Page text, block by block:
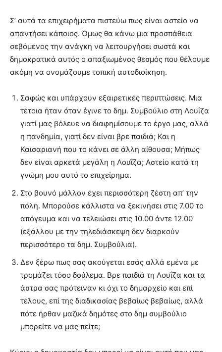
Σ’ αυτά τα επιχειρήματα πιστεύω πως είναι αστείο να
απαντήσει κάποιος. Όμως θα κάνω μια προσπάθεια
σεβόμενος την ανάγκη να λειτουργήσει σωστά και
δημοκρατικά αυτός ο απαξιωμένος θεσμός που θέλουμε
ακόμη να ονομάζουμε τοπική αυτοδιοίκηση.
Σαφώς και υπάρχουν εξαιρετικές περιπτώσεις. Μια
τέτοια ήταν όταν έγινε το δημ. Συμβούλιο στη Λουΐζα
γιατί μας βόλευε να διαφημίσουμε το έργο μας, αλλά
η πανδημία, γιατί δεν είναι βρε παιδιά; Και η
Καισαριανή που το κάνει σε άλλη αίθουσα; Μήπως
δεν είναι αρκετά μεγάλη η Λουΐζα; Αστείο κατά τη
γνώμη μου αυτό το επιχείρημα.
Στο βουνό μάλλον έχει περισσότερη ζέστη απ’ την
πόλη. Μπορούσε κάλλιστα να ξεκινήσει στις 7.00 το
απόγευμα και να τελειώσει στις 10.00 άντε 12.00
(εξάλλου με την τηλεδιάσκεψη δεν διαρκούν
περισσότερο τα δημ. Συμβούλια).
Δεν ξέρω πως σας ακούγεται εσάς αλλά εμένα με
τρομάζει τόσο δούλεμα. Βρε παιδιά τη Λουΐζα και τα
άστρα σας πρότειναν κι όχι το δημαρχείο και επί
τέλους, επί της διαδικασίας βεβαίως βεβαίως, αλλά
πότε ήρθαν μαζικά δημότες στο δημ συμβούλιο
μπορείτε να μας πείτε;